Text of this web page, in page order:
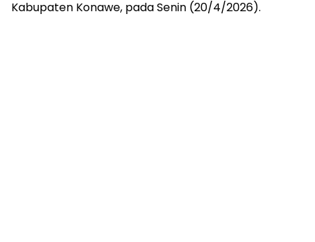
Kabupaten Konawe, pada Senin (20/4/2026).